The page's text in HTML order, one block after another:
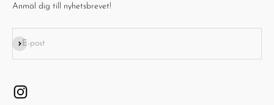
Anmäl dig till nyhetsbrevet!
E-post
Prenumerera